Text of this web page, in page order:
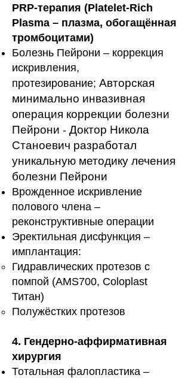
PRP-терапия (Platelet-Rich
Plasma – плазма, обогащённая
тромбоцитами)
Болезнь Пейрони – коррекция
искривления,
протезирование; Авторская
минимально инвазивная
операция коррекции болезни
Пейрони - Доктор Никола
Станоевич разработал
уникальную методику лечения
болезни Пейрони
Врожденное искривление
полового члена –
реконструктивные операции
Эректильная дисфункция –
имплантация:
Гидравлических протезов с
помпой (AMS700, Coloplast
Титан)
Полужёстких протезов
4. Гендерно-аффирмативная
хирургия
Тотальная фалопластика –